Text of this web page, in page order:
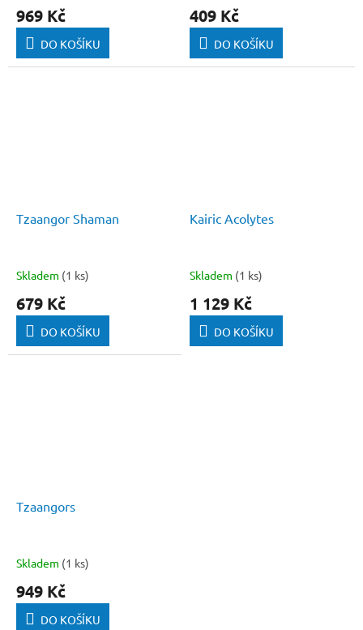
969 Kč
DO KOŠÍKU
409 Kč
DO KOŠÍKU
Tzaangor Shaman
Skladem (1 ks)
679 Kč
DO KOŠÍKU
Kairic Acolytes
Skladem (1 ks)
1 129 Kč
DO KOŠÍKU
Tzaangors
Skladem (1 ks)
949 Kč
DO KOŠÍKU